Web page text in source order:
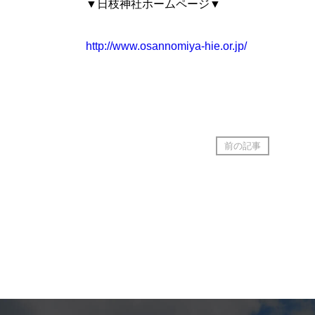
▼日枝神社ホームページ▼
http://www.osannomiya-hie.or.jp/
前の記事